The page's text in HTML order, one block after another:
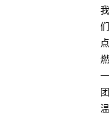
我
们
点
燃
一
团
温